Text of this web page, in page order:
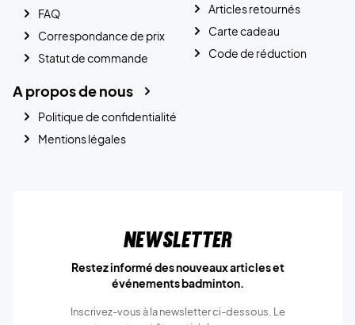
FAQ
Correspondance de prix
Statut de commande
Articles retournés
Carte cadeau
Code de réduction
A propos de nous
Politique de confidentialité
Mentions légales
Newsletter
Restez informé des nouveaux articles et
événements badminton.
Inscrivez-vous à la newsletter ci-dessous. Le